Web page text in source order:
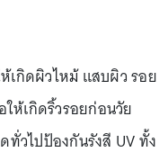
เกิดผิวไหม้ แสบผิว รอย
ห้เกิดริ้วรอยก่อนวัย
วไปป้องกันรังสี UV ทั้ง